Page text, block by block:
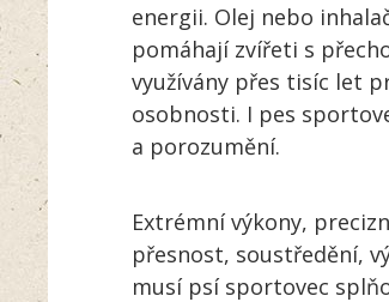
energii. Olej nebo
pomáhají zvířeti s
využívány přes tisíc let
osobnosti. I pes
a porozumění.
Extrémní výkony,
přesnost, soustředění,
musí psí sportovec